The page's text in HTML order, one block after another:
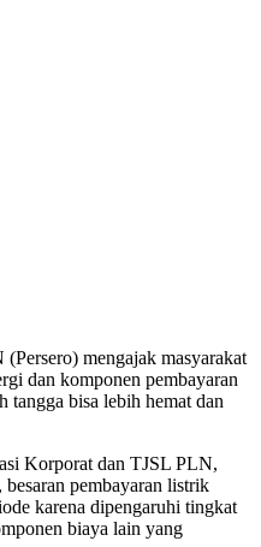
mengajak masyarakat
dan komponen pembayaran
tangga bisa lebih hemat dan
Korporat dan TJSL PLN,
pembayaran listrik
karena dipengaruhi tingkat
biaya lain yang